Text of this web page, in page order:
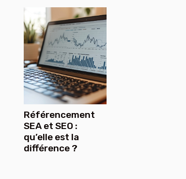
Référencement
SEA et SEO :
qu’elle est la
différence ?